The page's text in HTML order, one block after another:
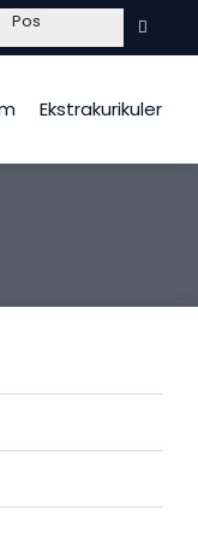
berkah.
Ekstrakurikuler